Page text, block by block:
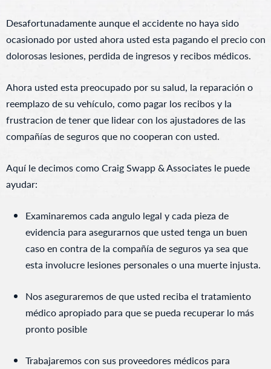
Desafortunadamente aunque el accidente no haya sido
ocasionado por usted ahora usted esta pagando el precio con
dolorosas lesiones, perdida de ingresos y recibos médicos.
Ahora usted esta preocupado por su salud, la reparación o
reemplazo de su vehículo, como pagar los recibos y la
frustracion de tener que lidear con los ajustadores de las
compañías de seguros que no cooperan con usted.
Aquí le decimos como Craig Swapp & Associates le puede
ayudar:
Examinaremos cada angulo legal y cada pieza de
evidencia para asegurarnos que usted tenga un buen
caso en contra de la compañía de seguros ya sea que
esta involucre lesiones personales o una muerte injusta.
Nos aseguraremos de que usted reciba el tratamiento
médico apropiado para que se pueda recuperar lo más
pronto posible
Trabajaremos con sus proveedores médicos para